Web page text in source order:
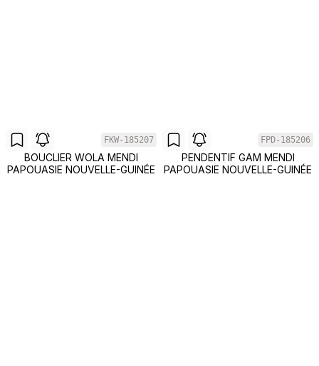
FKW-185207
BOUCLIER WOLA MENDI
PAPOUASIE NOUVELLE-GUINÉE
FPD-185206
PENDENTIF GAM MENDI
PAPOUASIE NOUVELLE-GUINÉE